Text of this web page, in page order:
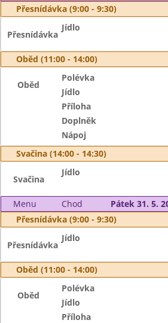
Přesnídávka (9:00 - 9:30)
Přesnídávka
Jídlo
Oběd (11:00 - 14:00)
Oběd
Polévka
Jídlo
Příloha
Doplněk
Nápoj
Svačina (14:00 - 14:30)
Svačina
Jídlo
Menu Chod
Pátek 31. 5.
Přesnídávka (9:00 - 9:30)
Přesnídávka
Jídlo
Oběd (11:00 - 14:00)
Oběd
Polévka
Jídlo
Příloha